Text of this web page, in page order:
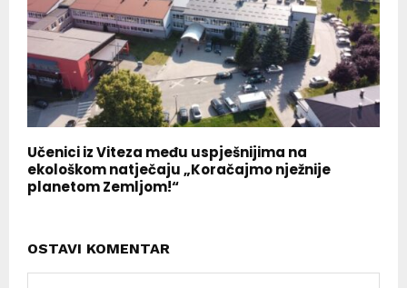
Učenici iz Viteza među uspješnijima na
ekološkom natječaju „Koračajmo nježnije
planetom Zemljom!“
OSTAVI KOMENTAR